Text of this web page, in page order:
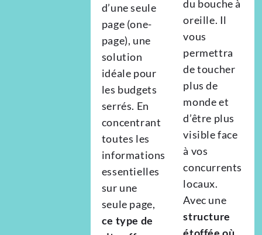
d’une seule
page (one-
page), une
solution
idéale pour
les budgets
serrés. En
concentrant
toutes les
informations
essentielles
sur une
seule page,
ce type de
du bouche à
oreille. Il
vous
permettra
de toucher
plus de
monde et
d’être plus
visible face
à vos
concurrents
locaux.
Avec une
structure